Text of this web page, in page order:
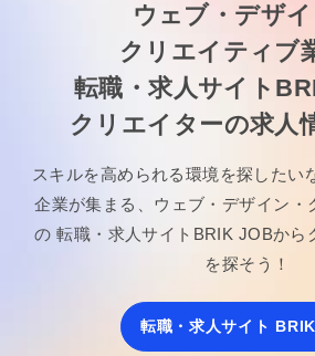
ウェブ・デザイ
クリエイティブ
転職・求人サイト
クリエイターの求人
スキルを高められる環境を探したい
企業が集まる、 ウェブ・デザイン・
の 転職・求人サイトBRIK JOBから
を探そう！
転職・求人サイト